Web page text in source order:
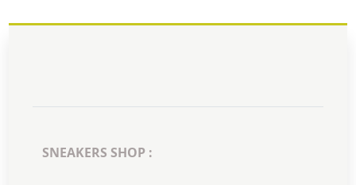
SNEAKERS SHOP :